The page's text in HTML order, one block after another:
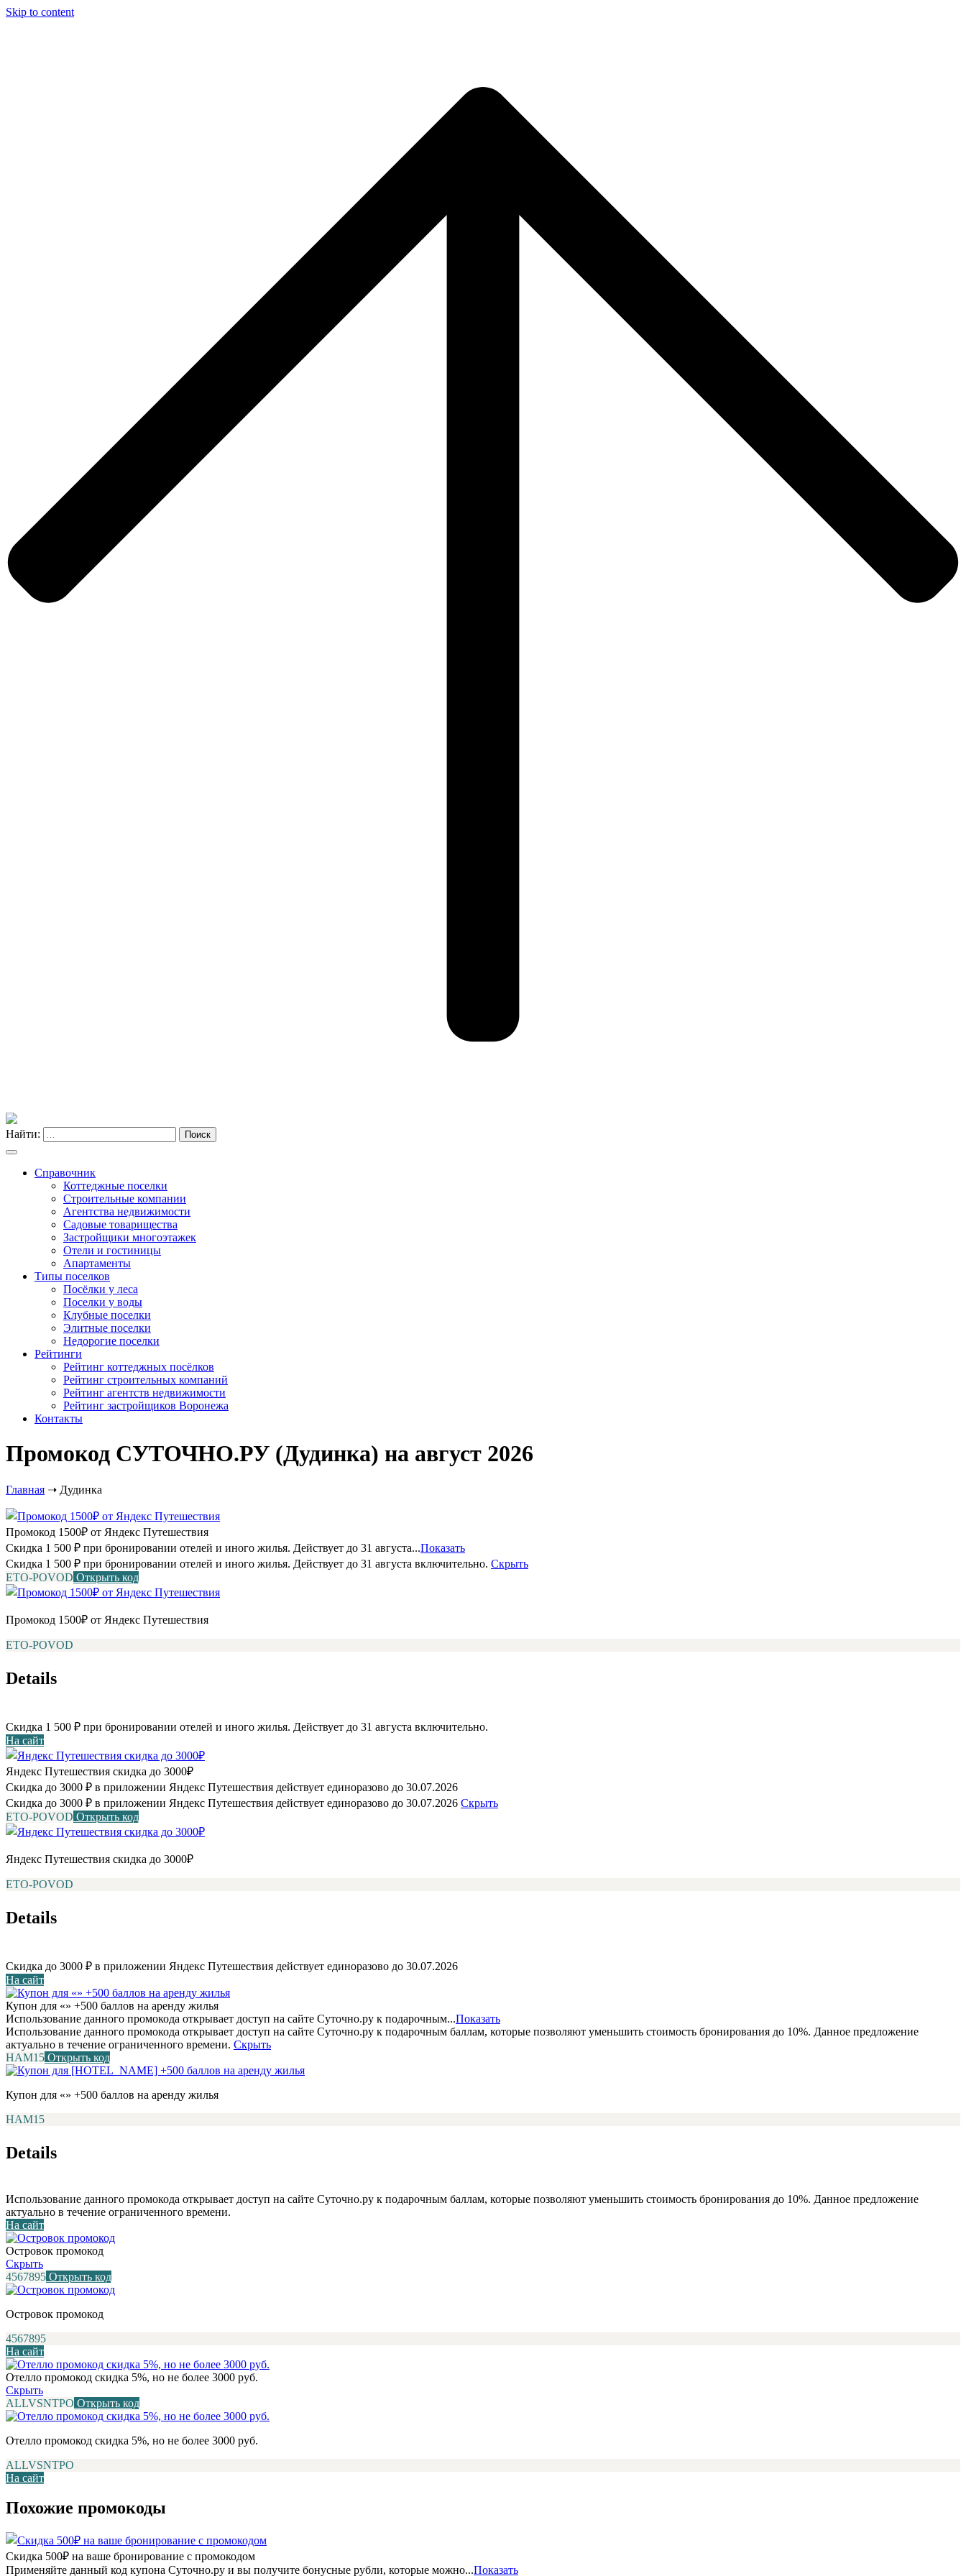
Skip to content
Найти: Поиск
Справочник
Коттеджные поселки
Строительные компании
Агентства недвижимости
Садовые товарищества
Застройщики многоэтажек
Отели и гостиницы
Апартаменты
Типы поселков
Посёлки у леса
Поселки у воды
Клубные поселки
Элитные поселки
Недорогие поселки
Рейтинги
Рейтинг коттеджных посёлков
Рейтинг строительных компаний
Рейтинг агентств недвижимости
Рейтинг застройщиков Воронежа
Контакты
Промокод СУТОЧНО.РУ (Дудинка) на август 2026
Главная ➝ Дудинка
Промокод 1500₽ от Яндекс Путешествия
Скидка 1 500 ₽ при бронировании отелей и иного жилья. Действует до 31 августа...Показать
Скидка 1 500 ₽ при бронировании отелей и иного жилья. Действует до 31 августа включительно. Скрыть
ETO-POVOD Открыть код
Промокод 1500₽ от Яндекс Путешествия
ETO-POVOD
Details
Скидка 1 500 ₽ при бронировании отелей и иного жилья. Действует до 31 августа включительно.
На сайт
Яндекс Путешествия скидка до 3000₽
Скидка до 3000 ₽ в приложении Яндекс Путешествия действует единоразово до 30.07.2026
Скидка до 3000 ₽ в приложении Яндекс Путешествия действует единоразово до 30.07.2026 Скрыть
ETO-POVOD Открыть код
Яндекс Путешествия скидка до 3000₽
ETO-POVOD
Details
Скидка до 3000 ₽ в приложении Яндекс Путешествия действует единоразово до 30.07.2026
На сайт
Купон для «» +500 баллов на аренду жилья
Использование данного промокода открывает доступ на сайте Суточно.ру к подарочным...Показать
Использование данного промокода открывает доступ на сайте Суточно.ру к подарочным баллам, которые позволяют уменьшить стоимость бронирования до 10%. Данное предложение
актуально в течение ограниченного времени. Скрыть
НАМ15 Открыть код
Купон для «» +500 баллов на аренду жилья
НАМ15
Details
Использование данного промокода открывает доступ на сайте Суточно.ру к подарочным баллам, которые позволяют уменьшить стоимость бронирования до 10%. Данное предложение
актуально в течение ограниченного времени.
На сайт
Островок промокод
Скрыть
4567895 Открыть код
Островок промокод
4567895
На сайт
Отелло промокод скидка 5%, но не более 3000 руб.
Скрыть
ALLVSNTPO Открыть код
Отелло промокод скидка 5%, но не более 3000 руб.
ALLVSNTPO
На сайт
Похожие промокоды
Скидка 500₽ на ваше бронирование с промокодом
Применяйте данный код купона Суточно.ру и вы получите бонусные рубли, которые можно...Показать